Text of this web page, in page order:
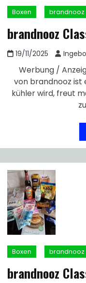
Boxen brandnooz
brandnooz
19/11/2025
Werbung /
von brandnooz ist
kühler wird, freut
Boxen brandnooz
brandnooz